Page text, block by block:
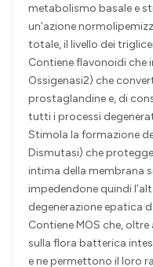
metabolismo basale e
un’azione
totale, il livello dei
Contiene flavonoidi che
Ossigenasi2) che
prostaglandine e, di
tutti i processi
Stimola la formazione
Dismutasi) che
intima della membrana
impedendone quindi
degenerazione epatica
Contiene MOS che,
sulla flora batterica
e ne permettono il loro